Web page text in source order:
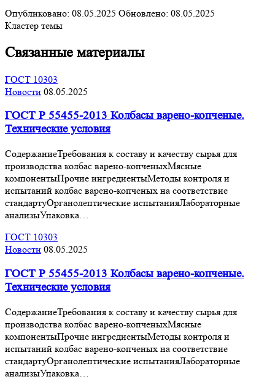
Опубликовано: 08.05.2025 Обновлено: 08.05.2025
Кластер темы
Связанные материалы
ГОСТ 10303
Новости 08.05.2025
ГОСТ Р 55455-2013 Колбасы варено-копченые.
Технические условия
СодержаниеТребования к составу и качеству сырья для
производства колбас варено-копченыхМясные
компонентыПрочие ингредиентыМетоды контроля и
испытаний колбас варено-копченых на соответствие
стандартуОрганолептические испытанияЛабораторные
анализыУпаковка…
ГОСТ 10303
Новости 08.05.2025
ГОСТ Р 55455-2013 Колбасы варено-копченые.
Технические условия
СодержаниеТребования к составу и качеству сырья для
производства колбас варено-копченыхМясные
компонентыПрочие ингредиентыМетоды контроля и
испытаний колбас варено-копченых на соответствие
стандартуОрганолептические испытанияЛабораторные
анализыУпаковка…